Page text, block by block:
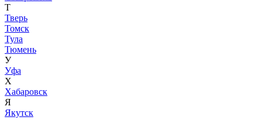
Т
Тверь
Томск
Тула
Тюмень
У
Уфа
Х
Хабаровск
Я
Якутск